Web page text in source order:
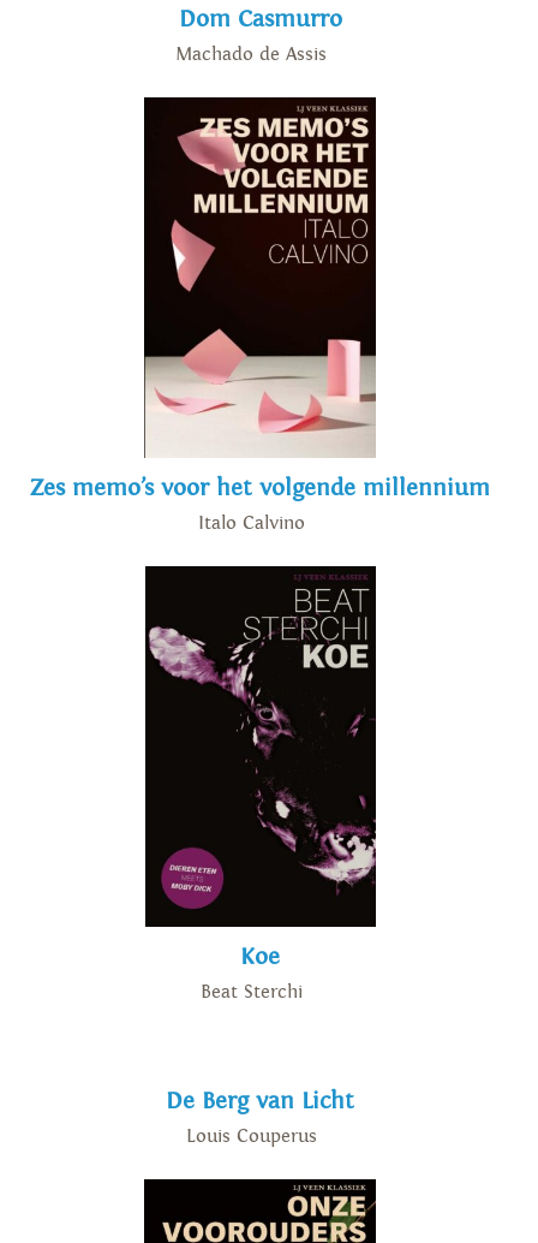
Dom Casmurro
Machado de Assis
Zes memo’s voor het volgende millennium
Italo Calvino
Koe
Beat Sterchi
De Berg van Licht
Louis Couperus